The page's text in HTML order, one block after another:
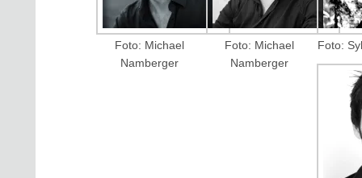
Foto: Michael
Namberger
Foto: Michael
Namberger
Foto: